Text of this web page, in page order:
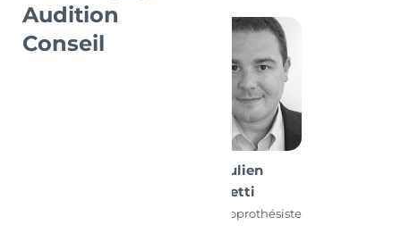
Audition
Conseil
M. Julien
Luisetti
Audioprothésiste